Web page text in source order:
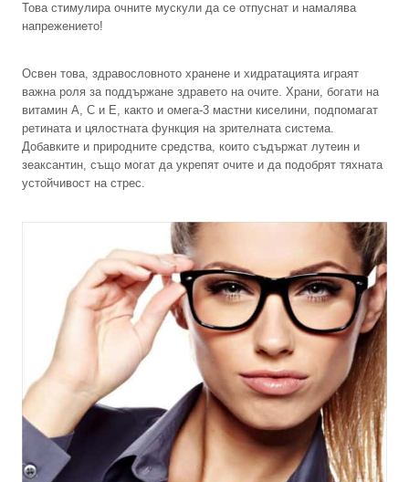
Това стимулира очните мускули да се отпуснат и намалява
напрежението!
Освен това, здравословното хранене и хидратацията играят
важна роля за поддържане здравето на очите. Храни, богати на
витамин А, С и Е, както и омега-3 мастни киселини, подпомагат
ретината и цялостната функция на зрителната система.
Добавките и природните средства, които съдържат лутеин и
зеаксантин, също могат да укрепят очите и да подобрят тяхната
устойчивост на стрес.